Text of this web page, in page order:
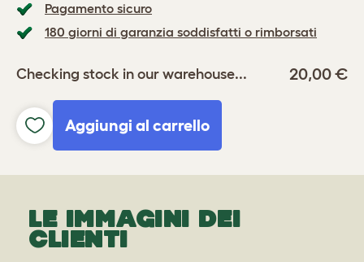
Pagamento sicuro
180 giorni di garanzia soddisfatti o rimborsati
Checking stock in our warehouse... 20,00 €
Aggiungi al carrello
LE IMMAGINI DEI
CLIENTI